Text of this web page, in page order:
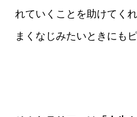
れていくことを助けてく
まくなじみたいときにも